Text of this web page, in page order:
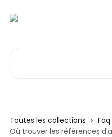
Toutes les collections
Faq
Où trouver les références